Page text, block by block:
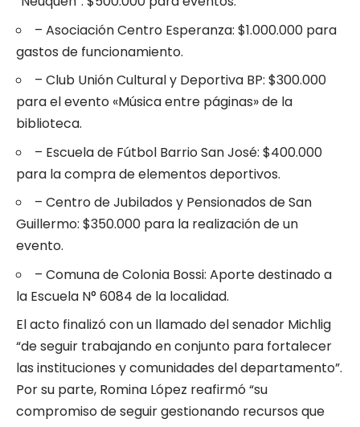
– Asociación Centro Esperanza: $1.000.000 para
gastos de funcionamiento.
– Club Unión Cultural y Deportiva BP: $300.000
para el evento «Música entre páginas» de la
biblioteca.
– Escuela de Fútbol Barrio San José: $400.000
para la compra de elementos deportivos.
– Centro de Jubilados y Pensionados de San
Guillermo: $350.000 para la realización de un
evento.
– Comuna de Colonia Bossi: Aporte destinado a
la Escuela N° 6084 de la localidad.
El acto finalizó con un llamado del senador Michlig
“de seguir trabajando en conjunto para fortalecer
las instituciones y comunidades del departamento”.
Por su parte, Romina López reafirmó “su
compromiso de seguir gestionando recursos que